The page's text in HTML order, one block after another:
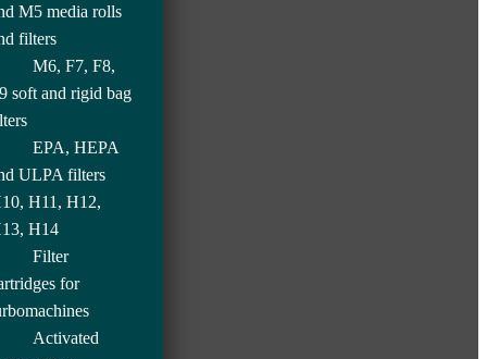
M5 media rolls
filters
M6, F7, F8,
soft and rigid bag
EPA, HEPA
ULPA filters
H11, H12,
H14
Filter
for
Activated